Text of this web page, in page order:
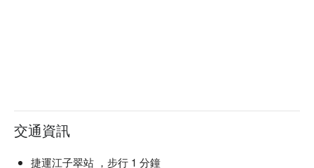
交通資訊
捷運江子翠站 ，步行 1 分鐘